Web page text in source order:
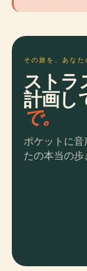
その旅を、あなた
ストラ
計画し
で。
ポケットに
たの本当の歩